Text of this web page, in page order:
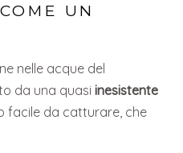
UN
nelle acque del
da una quasi inesistente
facile da catturare, che